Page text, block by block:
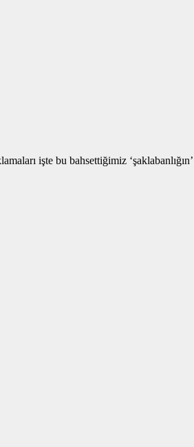
işte bu bahsettiğimiz